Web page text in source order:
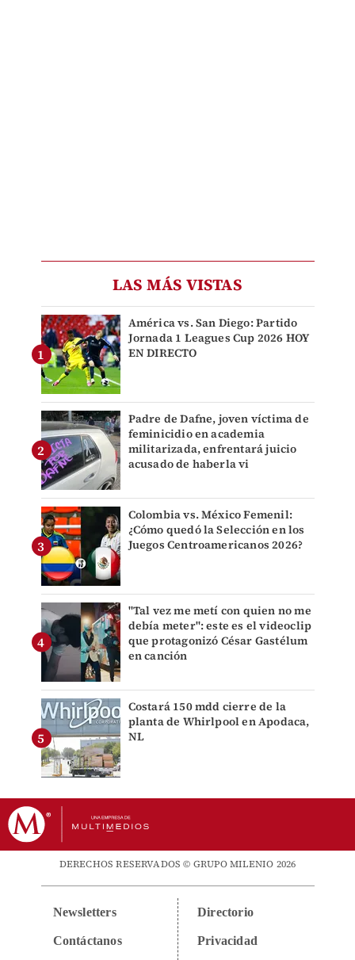
LAS MÁS VISTAS
América vs. San Diego: Partido
Jornada 1 Leagues Cup 2026 HOY
EN DIRECTO
Padre de Dafne, joven víctima de
feminicidio en academia
militarizada, enfrentará juicio
acusado de haberla vi
Colombia vs. México Femenil:
¿Cómo quedó la Selección en los
Juegos Centroamericanos 2026?
"Tal vez me metí con quien no me
debía meter": este es el videoclip
que protagonizó César Gastélum
en canción
Costará 150 mdd cierre de la
planta de Whirlpool en Apodaca,
NL
DERECHOS RESERVADOS © GRUPO MILENIO 2026
Newsletters
Contáctanos
Directorio
Privacidad